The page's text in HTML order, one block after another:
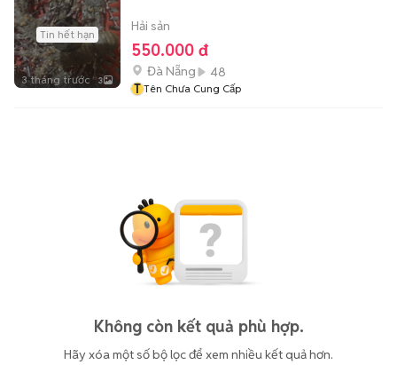
Tin hết hạn
3 tháng trước 3
Hải sản
550.000 đ
Đà Nẵng
48
T Tên Chưa Cung Cấp
Không còn kết quả phù hợp.
Hãy xóa một số bộ lọc để xem nhiều kết quả hơn.